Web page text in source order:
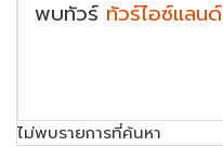
พบทัวร์ ทัวร์ไอซ์แลนด์
ไม่พบรายการที่ค้นหา